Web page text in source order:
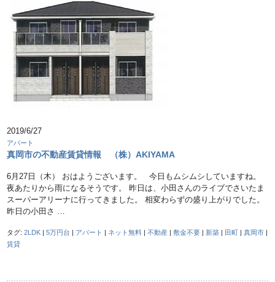
2019/6/27
アパート
真岡市の不動産賃貸情報 （株）AKIYAMA
6月27日（木） おはようございます。 今日もムシムシしていますね。
夜あたりから雨になるそうです。 昨日は、小田さんのライブでさいたま
スーパーアリーナに行ってきました。 相変わらずの盛り上がりでした。
昨日の小田さ …
タグ:2LDK |5万円台 | アパート | ネット無料 |不動産 |敷金不要 | 新築 | 田町 |真岡市 |
賃貸